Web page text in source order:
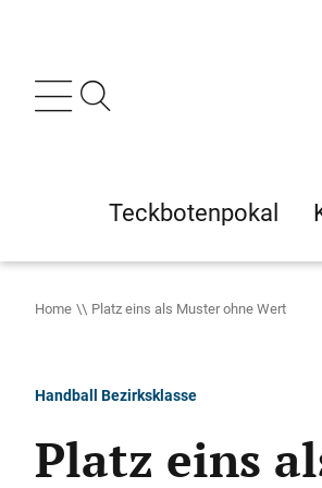
Teckbotenpokal
Home Platz eins als Muster ohne Wert
Handball Bezirksklasse
Platz eins